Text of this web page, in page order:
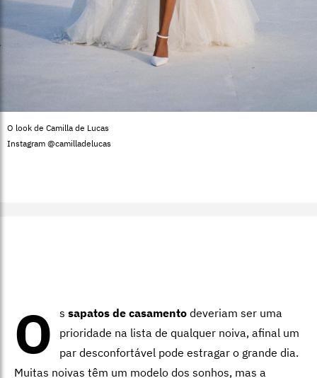
O look de Camilla de Lucas
Instagram @camilladelucas
O s sapatos de casamento deveriam ser uma
prioridade na lista de qualquer noiva, afinal um
par desconfortável pode estragar o grande dia.
Muitas noivas têm um modelo dos sonhos, mas a